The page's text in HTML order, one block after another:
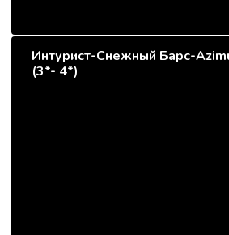
Интурист-Снежный Барс-
(3*- 4*)